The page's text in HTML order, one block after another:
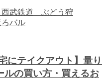
にテイクアウト】量り
ルの買い方・買えるお